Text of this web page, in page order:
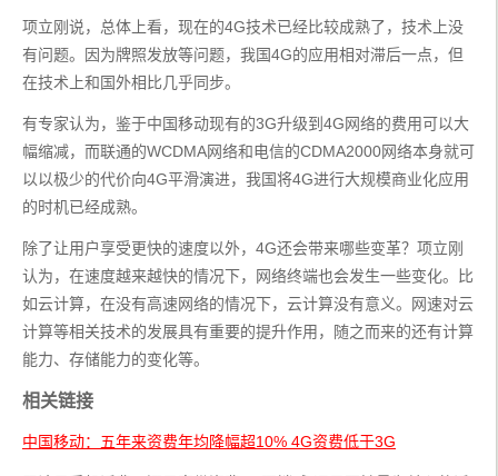
项立刚说，总体上看，现在的4G技术已经比较成熟了，技术上没
有问题。因为牌照发放等问题，我国4G的应用相对滞后一点，但
在技术上和国外相比几乎同步。
有专家认为，鉴于中国移动现有的3G升级到4G网络的费用可以大
幅缩减，而联通的WCDMA网络和电信的CDMA2000网络本身就可
以以极少的代价向4G平滑演进，我国将4G进行大规模商业化应用
的时机已经成熟。
除了让用户享受更快的速度以外，4G还会带来哪些变革？项立刚
认为，在速度越来越快的情况下，网络终端也会发生一些变化。比
如云计算，在没有高速网络的情况下，云计算没有意义。网速对云
计算等相关技术的发展具有重要的提升作用，随之而来的还有计算
能力、存储能力的变化等。
相关链接
中国移动：五年来资费年均降幅超10% 4G资费低于3G